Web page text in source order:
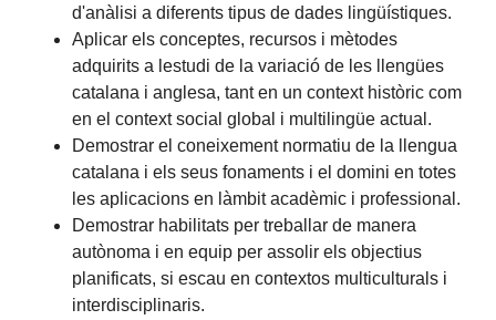
d'anàlisi a diferents tipus de dades lingüístiques.
Aplicar els conceptes, recursos i mètodes
adquirits a lestudi de la variació de les llengües
catalana i anglesa, tant en un context històric com
en el context social global i multilingüe actual.
Demostrar el coneixement normatiu de la llengua
catalana i els seus fonaments i el domini en totes
les aplicacions en làmbit acadèmic i professional.
Demostrar habilitats per treballar de manera
autònoma i en equip per assolir els objectius
planificats, si escau en contextos multiculturals i
interdisciplinaris.